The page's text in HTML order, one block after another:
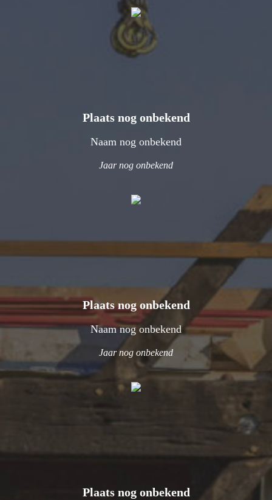
Plaats nog onbekend
Naam nog onbekend
Jaar nog onbekend
Plaats nog onbekend
Naam nog onbekend
Jaar nog onbekend
Plaats nog onbekend